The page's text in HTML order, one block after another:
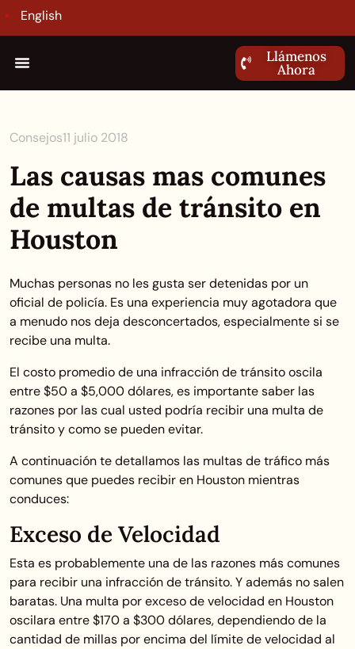
English
Llámenos
Ahora
Consejos11 julio 2018
Las causas mas comunes
de multas de tránsito en
Houston
Muchas personas no les gusta ser detenidas por un
oficial de policía. Es una experiencia muy agotadora que
a menudo nos deja desconcertados, especialmente si se
recibe una multa.
El costo promedio de una infracción de tránsito oscila
entre $50 a $5,000 dólares, es importante saber las
razones por las cual usted podría recibir una multa de
tránsito y como se pueden evitar.
A continuación te detallamos las multas de tráfico más
comunes que puedes recibir en Houston mientras
conduces:
Exceso de Velocidad
Esta es probablemente una de las razones más comunes
para recibir una infracción de tránsito. Y además no salen
baratas. Una multa por exceso de velocidad en Houston
oscilara entre $170 a $300 dólares, dependiendo de la
cantidad de millas por encima del límite de velocidad al